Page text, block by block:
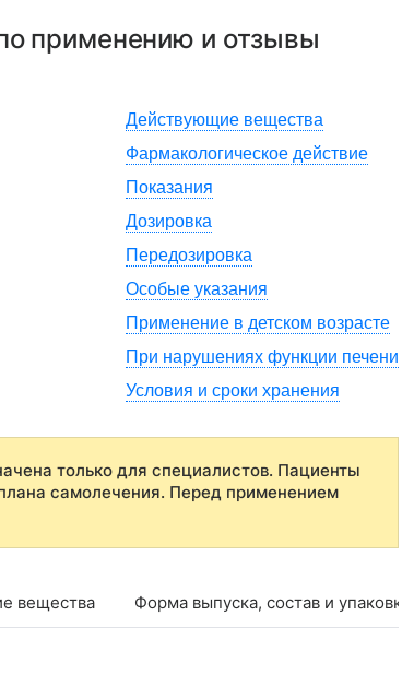
применению и отзывы
Действующие вещества
Фармакологическое действие
Показания
Дозировка
Передозировка
Особые указания
Применение в детском возрасте
При нарушениях функции печени
Условия и сроки хранения
только для специалистов. Пациенты
самолечения. Перед применением
вещества Форма выпуска, состав и упаковка